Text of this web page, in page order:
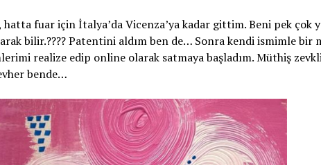
hatta fuar için İtalya’da Vicenza’ya kadar gittim. Beni pek çok
bilir.???? Patentini aldım ben de… Sonra kendi ismimle bir
realize edip online olarak satmaya başladım. Müthiş
bende…